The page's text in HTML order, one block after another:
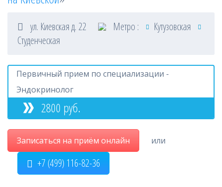
ул. Киевская д. 22 Метро :
Кутузовская
Студенческая
Первичный прием по специализации -
Эндокринолог
2800 руб.
Записаться на приём онлайн или
+7 (499) 116-82-36